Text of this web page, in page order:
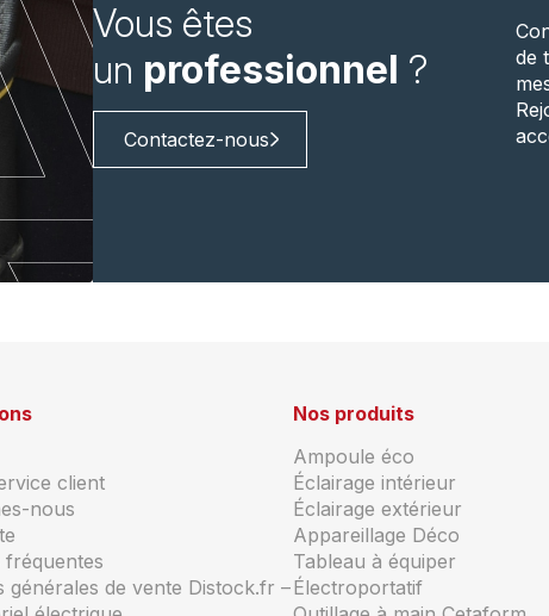
Vous êtes
un professionnel ?
Contactez-nous
de
client
nous
fréquentes
générales de vente Distock.fr –
Nos produits
Ampoule éco
Éclairage intérieur
Éclairage extérieur
Appareillage Déco
Tableau à équiper
Électroportatif